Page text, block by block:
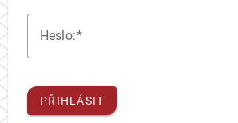
Heslo:
PŘIHLÁSIT